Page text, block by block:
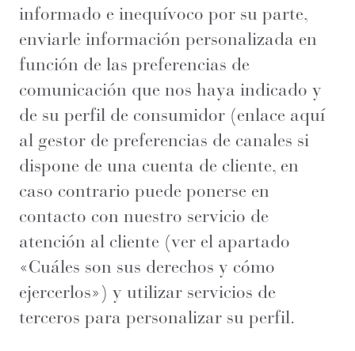
informado e inequívoco por su parte,
enviarle información personalizada en
función de las preferencias de
comunicación que nos haya indicado y
de su perfil de consumidor (enlace aquí
al gestor de preferencias de canales si
dispone de una cuenta de cliente, en
caso contrario puede ponerse en
contacto con nuestro servicio de
atención al cliente (ver el apartado
«Cuáles son sus derechos y cómo
ejercerlos») y utilizar servicios de
terceros para personalizar su perfil.